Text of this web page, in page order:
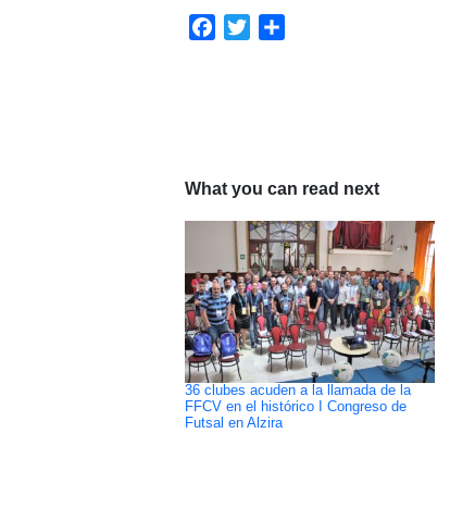
Facebook
Twitter
What you can read next
36 clubes acuden a la llamada de la
FFCV en el histórico I Congreso de
Futsal en Alzira